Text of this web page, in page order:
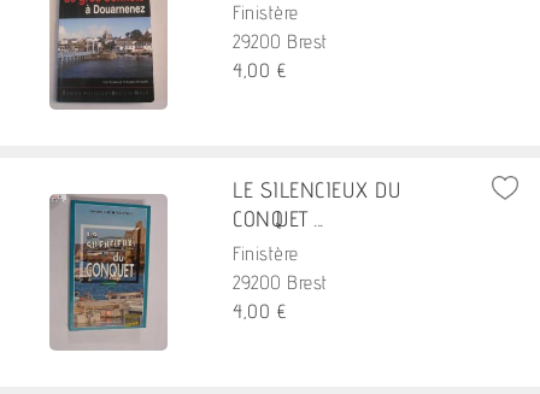
Finistère
29200 Brest
4,00 €
LE SILENCIEUX DU
CONQUET ...
Finistère
29200 Brest
4,00 €